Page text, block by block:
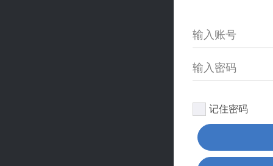
记住密码